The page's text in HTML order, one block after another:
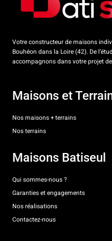
Votre constructeur de maisons
Bouhéon dans la Loire (42). De
accompagnons dans votre projet
Maisons et
Nos maisons + terrains
Nos terrains
Maisons Batiseul
Qui sommes-nous ?
Garanties et engagements
Nos réalisations
Contactez-nous